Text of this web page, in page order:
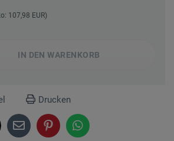
107,98 EUR)
IN DEN WARENKORB
Drucken